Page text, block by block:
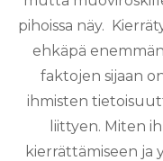
pihoissa näy.
ehkäpä
faktojen sijaan
ihmisten
liittyen. Miten
kierrättämiseen ja